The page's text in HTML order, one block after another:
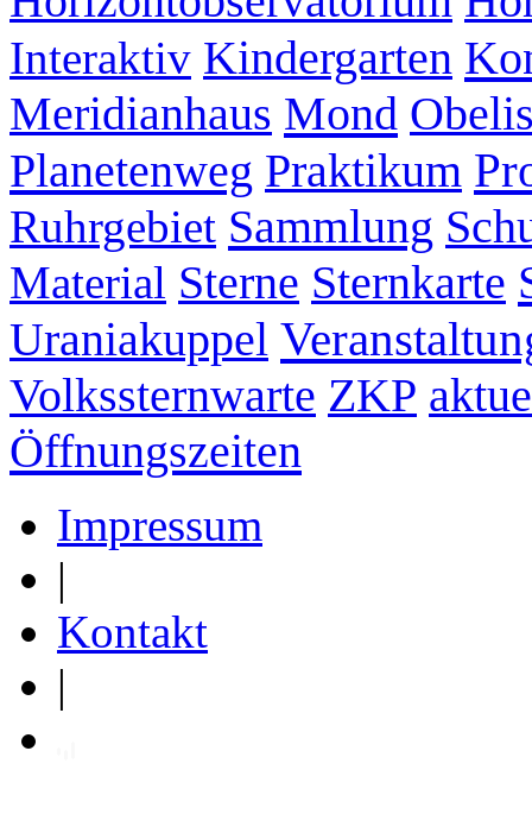
Interaktiv Kindergarten
Meridianhaus Mond
Planetenweg Praktikum
Ruhrgebiet Sammlung
Material Sterne Sternkarte
Uraniakuppel
Volkssternwarte ZKP
Öffnungszeiten
Impressum
|
Kontakt
|